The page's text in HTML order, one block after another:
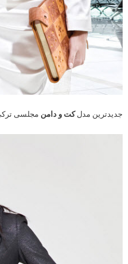
جدیدترین مدلکت و دامن مجلسی ترکی